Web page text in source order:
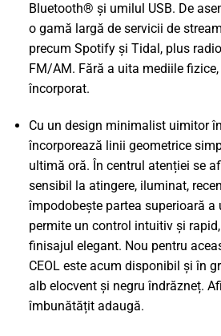
Bluetooth® și umilul USB. De
o gamă largă de servicii de
precum Spotify și Tidal, plus
FM/AM. Fără a uita mediile
încorporat.
Cu un design minimalist uimitor
încorporează linii geometrice
ultimă oră. În centrul atenției se
sensibil la atingere, iluminat,
împodobește partea superioară a
permite un control intuitiv și
finisajul elegant. Nou pentru
CEOL este acum disponibil și în
alb elocvent și negru îndrăzneț.
îmbunătățit adaugă.